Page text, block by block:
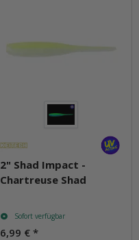
2" Shad Impact -
Chartreuse Shad
Sofort verfügbar
6,99 € *